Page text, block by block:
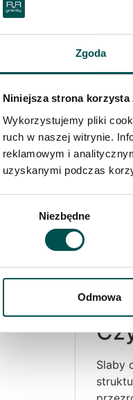
Zgoda
Niniejsza strona
Wykorzystujemy pliki
ruch w naszej witrynie.
reklamowym i
uzyskanymi podczas
Niezbędne
Odmowa
Slaby